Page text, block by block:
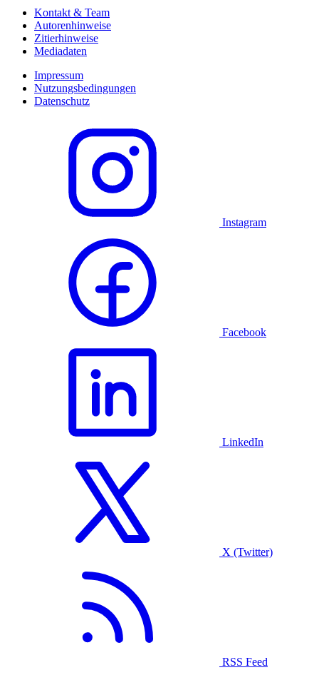
Kontakt & Team
Autorenhinweise
Zitierhinweise
Mediadaten
Impressum
Nutzungsbedingungen
Datenschutz
Instagram
Facebook
LinkedIn
X (Twitter)
RSS Feed